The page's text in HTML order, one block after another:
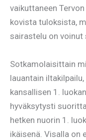
vaikuttaneen
kovista tuloksista,
sairastelu on voinut
Sotkamolaisittain
lauantain
kansallisen 1.
hyväksytysti
hetken nuorin 1.
ikäisenä. Visalla on